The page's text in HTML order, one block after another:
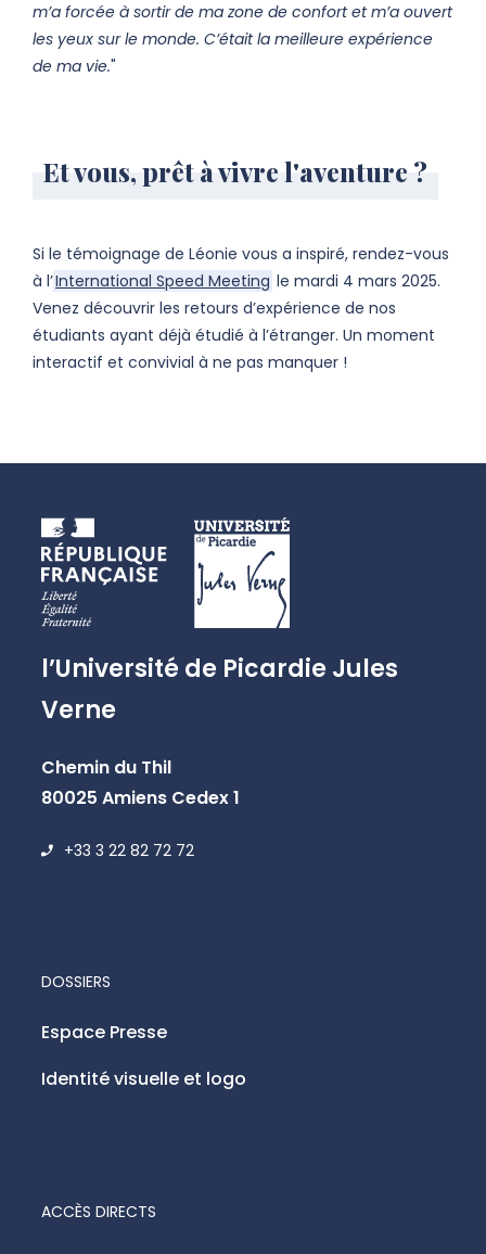
m’a forcée à sortir de ma zone de confort et m’a ouvert
les yeux sur le monde. C’était la meilleure expérience
de ma vie."
Et vous, prêt à vivre l'aventure ?
Si le témoignage de Léonie vous a inspiré, rendez-vous
à l’International Speed Meeting le mardi 4 mars 2025.
Venez découvrir les retours d’expérience de nos
étudiants ayant déjà étudié à l’étranger. Un moment
interactif et convivial à ne pas manquer !
l’Université de Picardie Jules
Verne
Chemin du Thil
80025 Amiens Cedex 1
+33 3 22 82 72 72
ACCÈS DIRECTS
DOSSIERS
Espace Presse
Identité visuelle et logo